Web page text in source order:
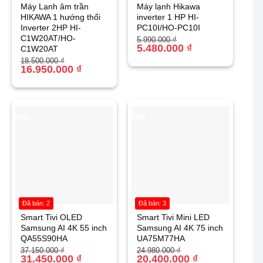
Máy Lạnh âm trần
HIKAWA 1 hướng thổi
Inverter 2HP HI-
C1W20AT/HO-
C1W20AT
18.500.000₫
Giá
gốc
16.950.000 ₫
Giá
hiện
16.950.000 ₫.
Máy lạnh Hikawa
inverter 1 HP HI-
PC10I/HO-PC10I
5.990.000₫
Giá
gốc
5.480.000 ₫
Giá
hiện
5.480.000 ₫.
Smart Tivi OLED
Samsung AI 4K 55 inch
QA55S90HA
37.150.000₫
Giá
gốc
31.450.000 ₫
Giá
hiện
Đã bán: 2
Smart Tivi Mini LED
Samsung AI 4K 75 inch
UA75M77HA
24.980.000₫
Giá
gốc
20.400.000 ₫
Giá
hiện
Đã bán: 3